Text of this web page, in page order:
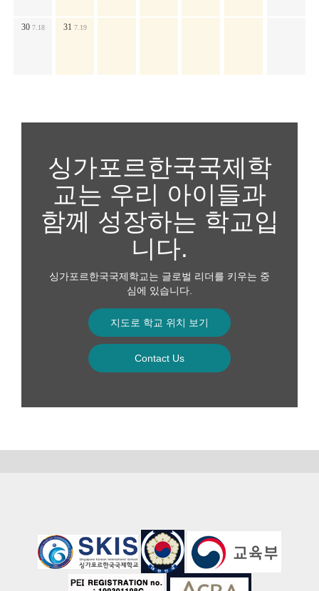
30 7.18 31 7.19
싱가포르한국국제학
교는 우리 아이들과
함께 성장하는 학교입
니다.
싱가포르한국국제학교는 글로벌 리더를 키우는 중
심에 있습니다.
지도로 학교 위치 보기
Contact Us